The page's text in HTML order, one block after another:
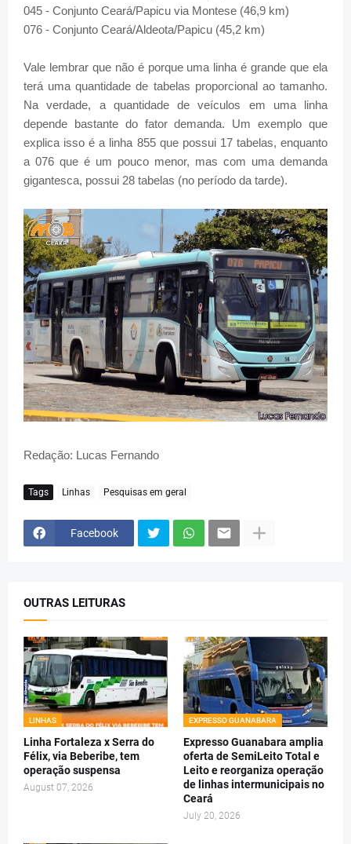
045 - Conjunto Ceará/Papicu via Montese (46,9 km)
076 - Conjunto Ceará/Aldeota/Papicu (45,2 km)
Vale lembrar que não é porque uma linha é grande que ela
terá uma quantidade de tabelas proporcional ao tamanho.
Na verdade, a quantidade de veículos em uma linha
depende bastante do fator demanda. Um exemplo que
explica isso é a linha 855 que possui 17 tabelas, enquanto
a 076 que é um pouco menor, mas com uma demanda
gigantesca, possui 28 tabelas (no período da tarde).
Redação: Lucas Fernando
Tags Linhas Pesquisas em geral
Facebook
OUTRAS LEITURAS
LINHAS
Linha Fortaleza x Serra do
Félix, via Beberibe, tem
operação suspensa
August 07, 2026
EXPRESSO GUANABARA
Expresso Guanabara amplia
oferta de SemiLeito Total e
Leito e reorganiza operação
de linhas intermunicipais no
Ceará
July 20, 2026